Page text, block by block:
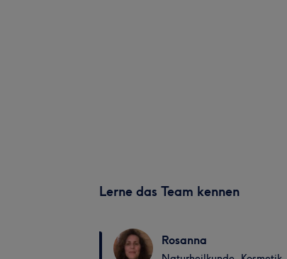
Lerne das Team kennen
Rosanna